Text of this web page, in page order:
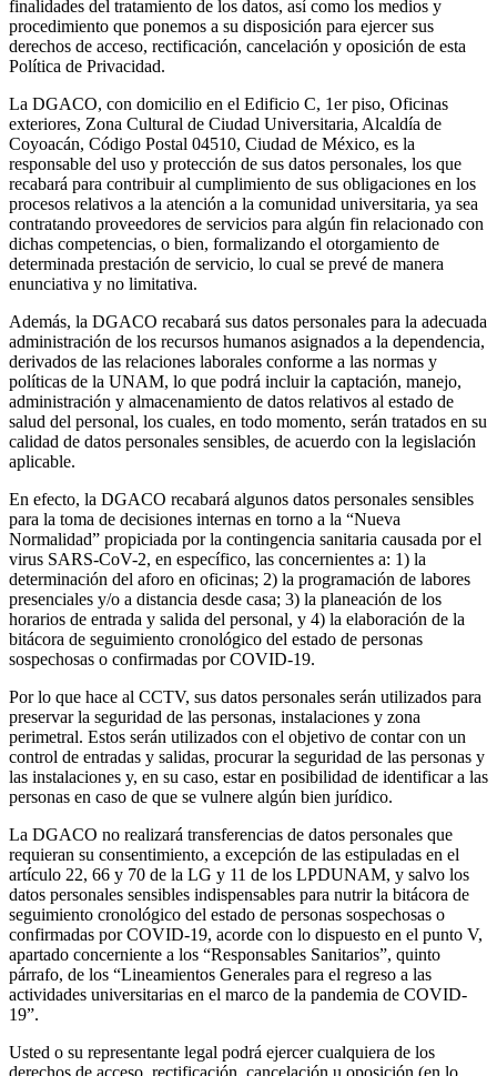
finalidades del tratamiento de los datos, así como los medios y
procedimiento que ponemos a su disposición para ejercer sus
derechos de acceso, rectificación, cancelación y oposición de esta
Política de Privacidad.
La DGACO, con domicilio en el Edificio C, 1er piso, Oficinas
exteriores, Zona Cultural de Ciudad Universitaria, Alcaldía de
Coyoacán, Código Postal 04510, Ciudad de México, es la
responsable del uso y protección de sus datos personales, los que
recabará para contribuir al cumplimiento de sus obligaciones en los
procesos relativos a la atención a la comunidad universitaria, ya sea
contratando proveedores de servicios para algún fin relacionado con
dichas competencias, o bien, formalizando el otorgamiento de
determinada prestación de servicio, lo cual se prevé de manera
enunciativa y no limitativa.
Además, la DGACO recabará sus datos personales para la adecuada
administración de los recursos humanos asignados a la dependencia,
derivados de las relaciones laborales conforme a las normas y
políticas de la UNAM, lo que podrá incluir la captación, manejo,
administración y almacenamiento de datos relativos al estado de
salud del personal, los cuales, en todo momento, serán tratados en su
calidad de datos personales sensibles, de acuerdo con la legislación
aplicable.
En efecto, la DGACO recabará algunos datos personales sensibles
para la toma de decisiones internas en torno a la “Nueva
Normalidad” propiciada por la contingencia sanitaria causada por el
virus SARS-CoV-2, en específico, las concernientes a: 1) la
determinación del aforo en oficinas; 2) la programación de labores
presenciales y/o a distancia desde casa; 3) la planeación de los
horarios de entrada y salida del personal, y 4) la elaboración de la
bitácora de seguimiento cronológico del estado de personas
sospechosas o confirmadas por COVID-19.
Por lo que hace al CCTV, sus datos personales serán utilizados para
preservar la seguridad de las personas, instalaciones y zona
perimetral. Estos serán utilizados con el objetivo de contar con un
control de entradas y salidas, procurar la seguridad de las personas y
las instalaciones y, en su caso, estar en posibilidad de identificar a las
personas en caso de que se vulnere algún bien jurídico.
La DGACO no realizará transferencias de datos personales que
requieran su consentimiento, a excepción de las estipuladas en el
artículo 22, 66 y 70 de la LG y 11 de los LPDUNAM, y salvo los
datos personales sensibles indispensables para nutrir la bitácora de
seguimiento cronológico del estado de personas sospechosas o
confirmadas por COVID-19, acorde con lo dispuesto en el punto V,
apartado concerniente a los “Responsables Sanitarios”, quinto
párrafo, de los “Lineamientos Generales para el regreso a las
actividades universitarias en el marco de la pandemia de COVID-
19”.
Usted o su representante legal podrá ejercer cualquiera de los